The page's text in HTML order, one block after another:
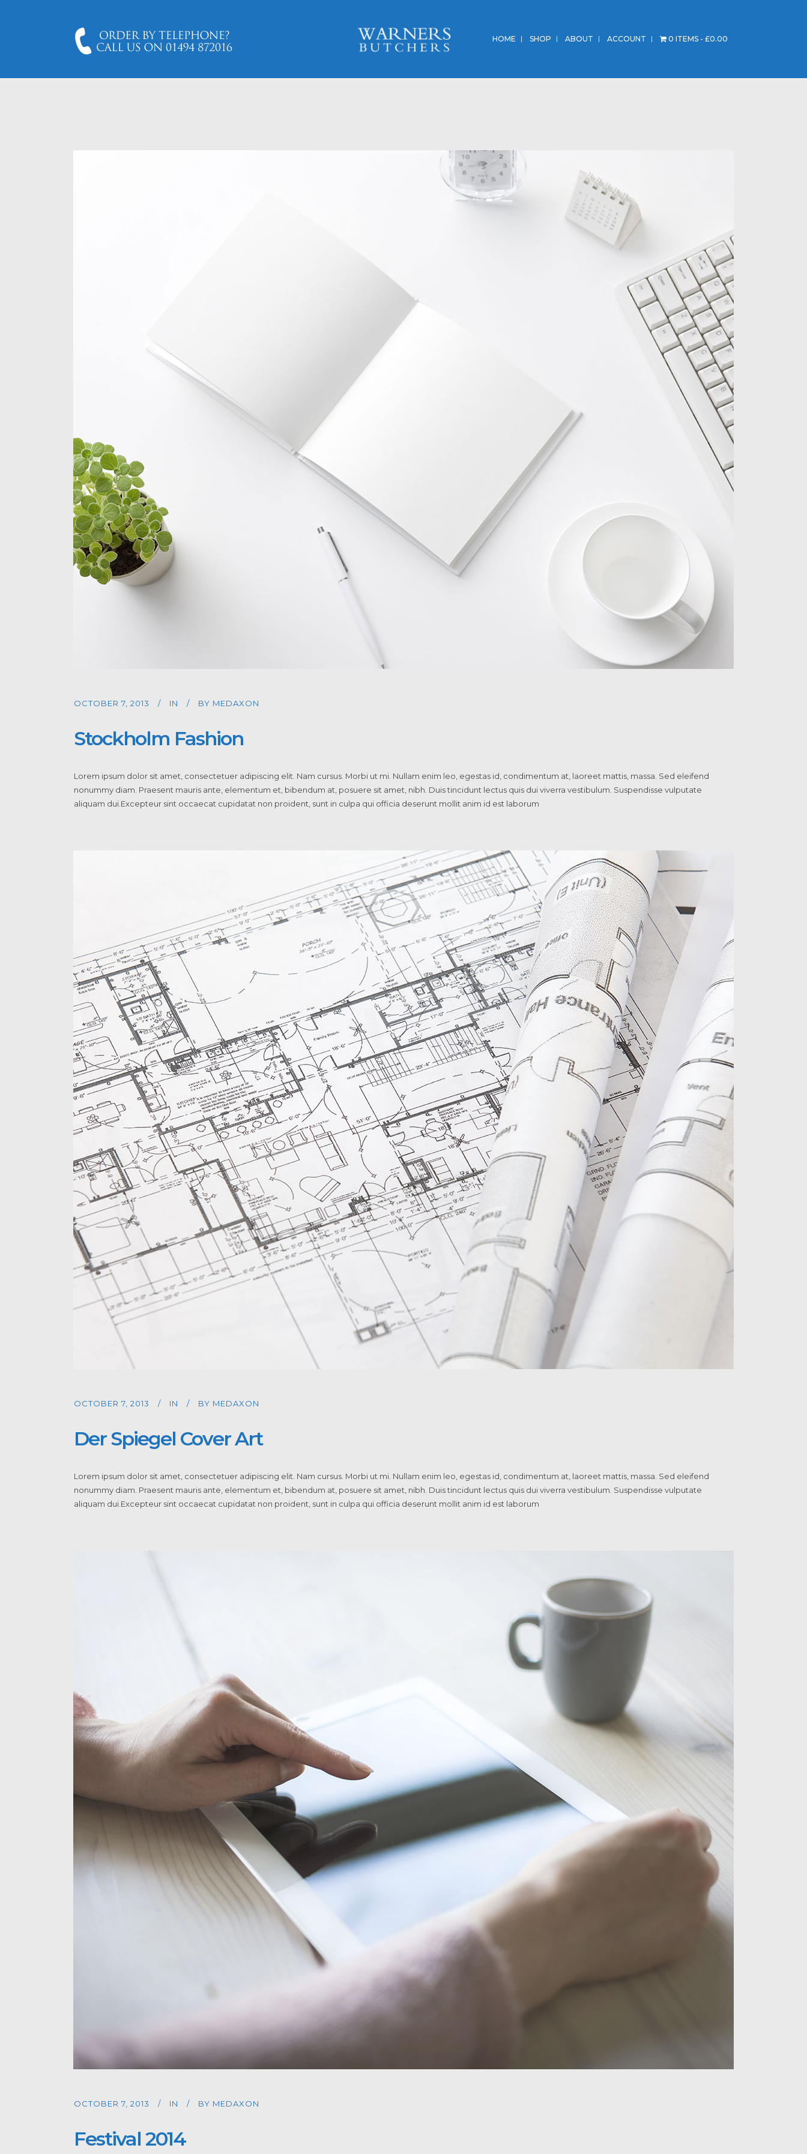
HOME SHOP ABOUT ACCOUNT 0 ITEMS £0.00
OCTOBER 7, 2013 IN BY MEDAXON
Stockholm Fashion
Lorem ipsum dolor sit amet, consectetuer adipiscing elit. Nam cursus. Morbi ut mi. Nullam enim leo, egestas id, condimentum at, laoreet mattis, massa. Sed eleifend
nonummy diam. Praesent mauris ante, elementum et, bibendum at, posuere sit amet, nibh. Duis tincidunt lectus quis dui viverra vestibulum. Suspendisse vulputate
aliquam dui.Excepteur sint occaecat cupidatat non proident, sunt in culpa qui officia deserunt mollit anim id est laborum
OCTOBER 7, 2013 IN BY MEDAXON
Der Spiegel Cover Art
Lorem ipsum dolor sit amet, consectetuer adipiscing elit. Nam cursus. Morbi ut mi. Nullam enim leo, egestas id, condimentum at, laoreet mattis, massa. Sed eleifend
nonummy diam. Praesent mauris ante, elementum et, bibendum at, posuere sit amet, nibh. Duis tincidunt lectus quis dui viverra vestibulum. Suspendisse vulputate
aliquam dui.Excepteur sint occaecat cupidatat non proident, sunt in culpa qui officia deserunt mollit anim id est laborum
OCTOBER 7, 2013 IN BY MEDAXON
Festival 2014